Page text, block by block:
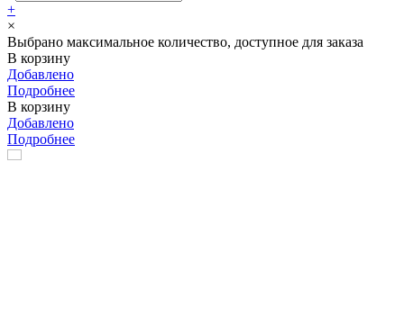
+
×
Выбрано максимальное количество, доступное для заказа
В корзину
Добавлено
Подробнее
В корзину
Добавлено
Подробнее